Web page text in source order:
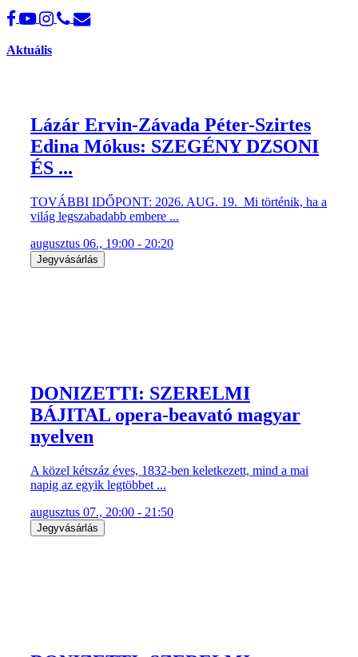
Aktuális
Lázár Ervin-Závada Péter-Szirtes
Edina Mókus: SZEGÉNY DZSONI
ÉS ...
TOVÁBBI IDŐPONT: 2026. AUG. 19. Mi történik, ha a
világ legszabadabb embere ...
augusztus 06., 19:00 - 20:20
Jegyvásárlás
DONIZETTI: SZERELMI
BÁJITAL opera-beavató magyar
nyelven
A közel kétszáz éves, 1832-ben keletkezett, mind a mai
napig az egyik legtöbbet ...
augusztus 07., 20:00 - 21:50
Jegyvásárlás